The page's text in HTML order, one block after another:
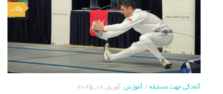
0
آمادگی جهت مسابقه/آموزش آوریل 16, 2025